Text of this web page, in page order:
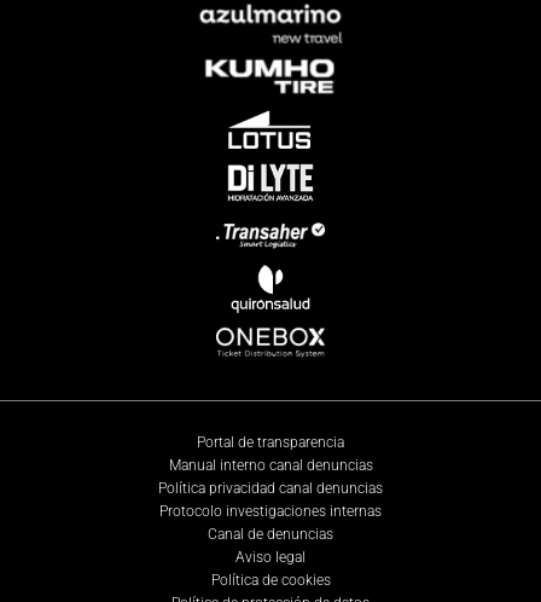
Portal de transparencia
Manual interno canal denuncias
Política privacidad canal denuncias
Protocolo investigaciones internas
Canal de denuncias
Aviso legal
Política de cookies